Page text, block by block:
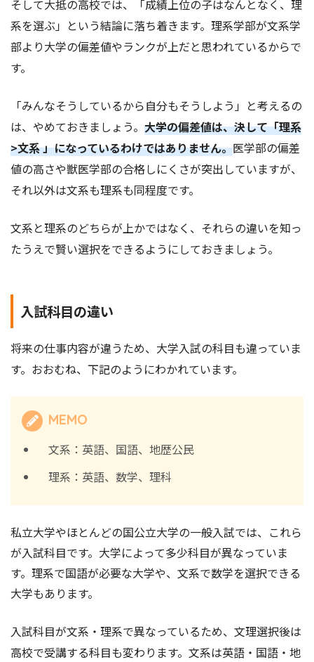
そして大抵の高校では、「成績上位の子はなんとなく、理
系を選ぶ」という結論に落ち着きます。理系学部が文系学
部より大学の偏差値やランクが上だと思われているからで
す。
「みんなそうしているから自分もそうしよう」と考えるの
は、やめておきましょう。 大学の偏差値は、決して「理系
>文系 」になっているわけではありません。医学部の偏差
値の高さや獣医学部の合格しにくさが突出していますが、
それ以外は文系も理系も同程度です。
文系と理系のどちらが上かではなく、それらの違いを知っ
たうえで賢い選択をできるようにしておきましょう。
入試科目の違い
将来の仕事内容が違うため、大学入試の科目も違っていま
す。おおむね、下記のようにわかれています。
MEMO
文系：英語、国語、地歴公民
理系：英語、数学、理科
私立大学やほとんどの国公立大学の一般入試では、これら
が入試科目です。大学によって多少科目が異なっていま
す。理系で国語が必要な大学や、文系で数学を選択できる
大学もあります。
入試科目が文系・理系で異なっているため、文理選択後は
高校で受講する科目も変わります。文系は英語・国語・地